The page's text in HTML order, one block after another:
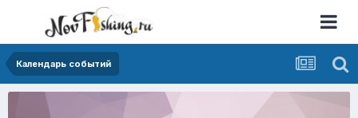
Календарь событий